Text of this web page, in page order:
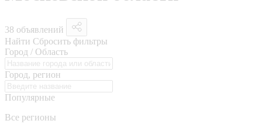
38 объявлений
Найти Сбросить фильтры
Город / Область
Город, регион
Популярные
Все регионы